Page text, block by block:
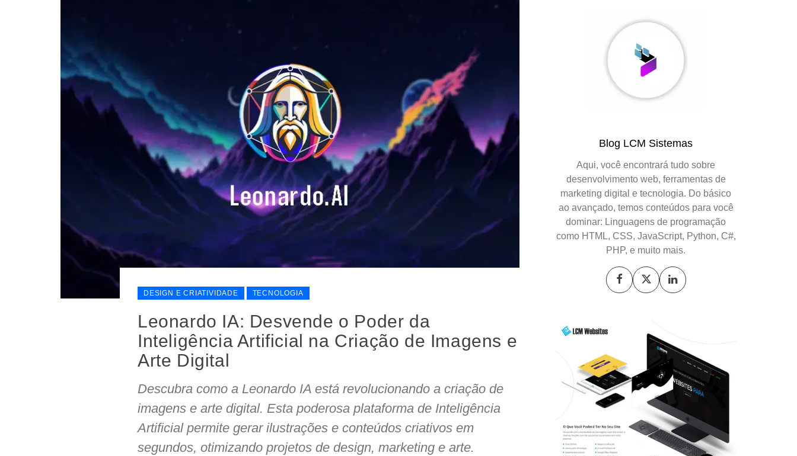
DESIGN E CRIATIVIDADE TECNOLOGIA
Leonardo IA: Desvende o Poder da
Inteligência Artificial na Criação de Imagens e
Arte Digital
Descubra como a Leonardo IA está revolucionando a criação de
imagens e arte digital. Esta poderosa plataforma de Inteligência
Artificial permite gerar ilustrações e conteúdos criativos em
segundos, otimizando projetos de design, marketing e arte.
Blog LCM Sistemas
Aqui, você encontrará tudo sobre
desenvolvimento web, ferramentas de
marketing digital e tecnologia. Do básico
ao avançado, temos conteúdos para você
dominar: Linguagens de programação
como HTML, CSS, JavaScript, Python, C#,
PHP, e muito mais.